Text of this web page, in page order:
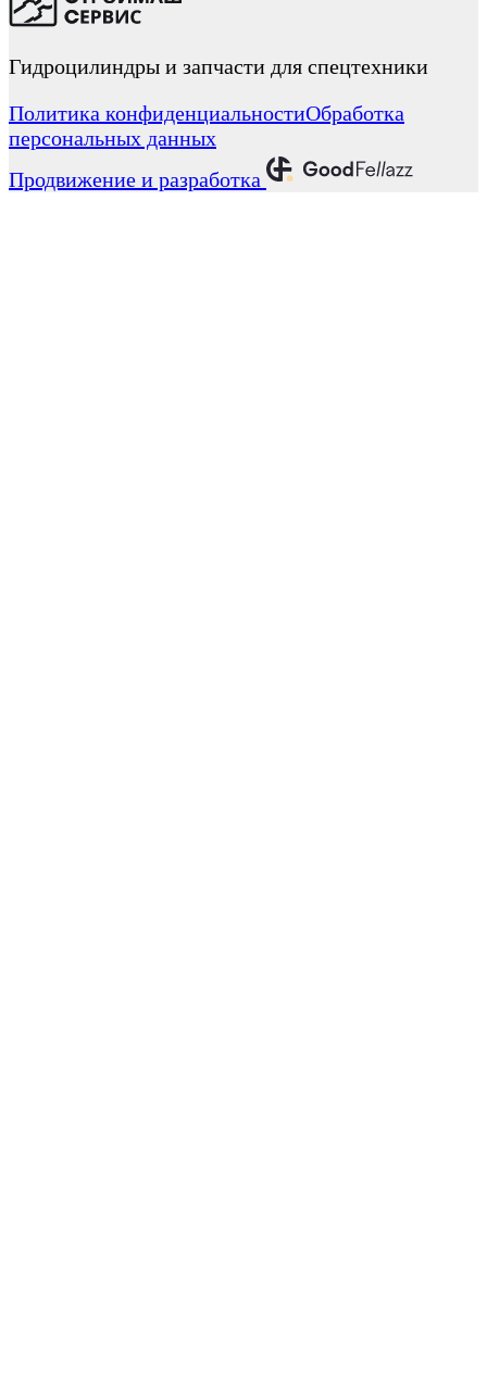
Гидроцилиндры и запчасти для спецтехники
Политика конфиденциальностиОбработка
персональных данных
Продвижение и разработка